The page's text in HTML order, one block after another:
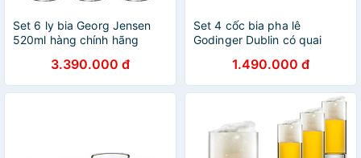
Set 6 ly bia Georg Jensen
520ml hàng chính hãng
3.390.000 đ
Set 4 cốc bia pha lê
Godinger Dublin có quai
1.490.000 đ